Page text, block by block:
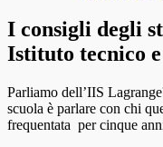
I consigli degli
Istituto tecnico
Parliamo dell’IIS
scuola è parlare con chi
frequentata per cinque